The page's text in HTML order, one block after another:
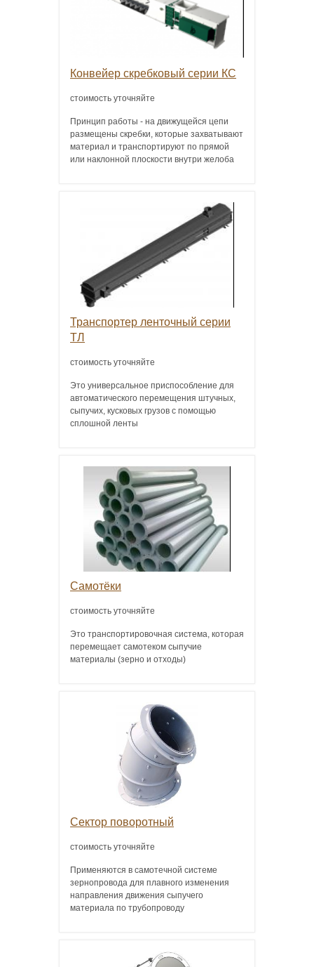
Конвейер скребковый серии КС
стоимость уточняйте
Принцип работы - на движущейся цепи
размещены скребки, которые захватывают
материал и транспортируют по прямой
или наклонной плоскости внутри желоба
Транспортер ленточный серии
ТЛ
стоимость уточняйте
Это универсальное приспособление для
автоматического перемещения штучных,
сыпучих, кусковых грузов с помощью
сплошной ленты
Самотёки
стоимость уточняйте
Это транспортировочная система, которая
перемещает самотеком сыпучие
материалы (зерно и отходы)
Сектор поворотный
стоимость уточняйте
Применяются в самотечной системе
зернопровода для плавного изменения
направления движения сыпучего
материала по трубопроводу